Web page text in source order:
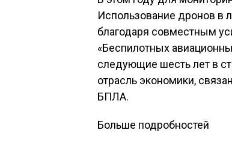
Использование дронов в
благодаря совместным
«Беспилотных
следующие шесть лет в
отрасль экономики,
БПЛА.
Больше подробностей